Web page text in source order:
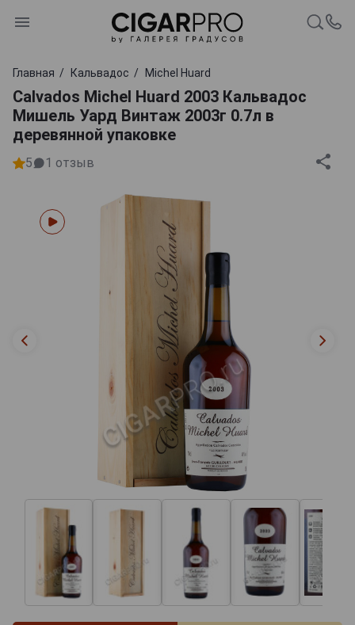
Главная Кальвадос Michel Huard
Calvados Michel Huard 2003 Кальвадос
Мишель Уард Винтаж 2003г 0.7л в
деревянной упаковке
5 1 отзыв